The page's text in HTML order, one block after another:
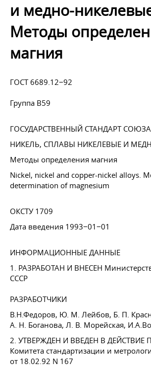
и медно-
Методы
магния
ГОСТ 6689.12−92
Группа В59
ГОСУДАРСТВЕННЫЙ СТАНДАРТ
НИКЕЛЬ, СПЛАВЫ НИКЕЛЕВЫЕ И
Методы определения магния
Nickel, nickel and copper-nickel alloys.
determination of magnesium
ОКСТУ 1709
Дата введения 1993−01−01
ИНФОРМАЦИОННЫЕ ДАННЫЕ
1. РАЗРАБОТАН И ВНЕСЕН
СССР
РАЗРАБОТЧИКИ
В.Н.Федоров, Ю. М. Лейбов, Б. П.
А. Н. Боганова, Л. В. Морейская,
2. УТВЕРЖДЕН И ВВЕДЕН В ДЕЙСТВИЕ
Комитета стандартизации и
от 18.02.92 N 167